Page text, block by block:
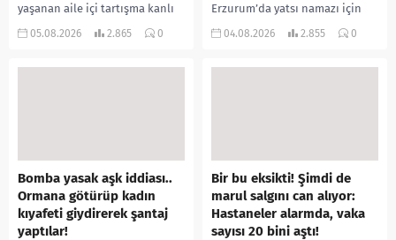
yaşanan aile içi tartışma kanlı
bitti. İddiaya göre, uzun süredir
05.08.2026 2.865 0
Erzurum’da yatsı namazı için
camiye gelen bir vatandaş,
04.08.2026 2.855 0
Bomba yasak aşk iddiası..
Ormana götürüp kadın
kıyafeti giydirerek şantaj
yaptılar!
Bir bu eksikti! Şimdi de
marul salgını can alıyor:
Hastaneler alarmda, vaka
sayısı 20 bini aştı!